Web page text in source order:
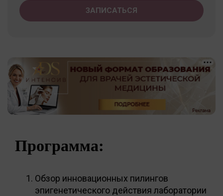
ЗАПИСАТЬСЯ
Программа:
Обзор инновационных пилингов
эпигенетического действия лаборатории